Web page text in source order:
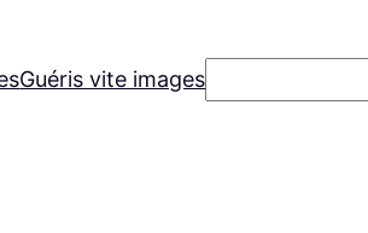
Guéris vite imagesRechercher